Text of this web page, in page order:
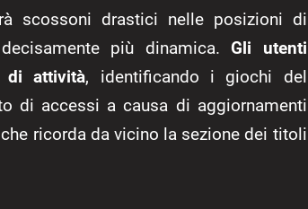
scossoni drastici nelle posizioni di
più dinamica.Gli utenti
di attività, identificando i giochi del
di accessi a causa di aggiornamenti
ricorda da vicino la sezione dei titoli